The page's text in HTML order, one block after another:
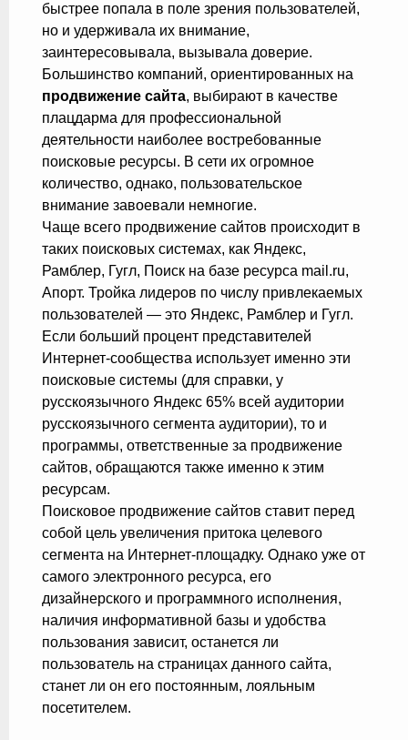
быстрее попала в поле зрения пользователей,
но и удерживала их внимание,
заинтересовывала, вызывала доверие.
Большинство компаний, ориентированных на
продвижение сайта, выбирают в качестве
плацдарма для профессиональной
деятельности наиболее востребованные
поисковые ресурсы. В сети их огромное
количество, однако, пользовательское
внимание завоевали немногие.
Чаще всего продвижение сайтов происходит в
таких поисковых системах, как Яндекс,
Рамблер, Гугл, Поиск на базе ресурса mail.ru,
Апорт. Тройка лидеров по числу привлекаемых
пользователей — это Яндекс, Рамблер и Гугл.
Если больший процент представителей
Интернет-сообщества использует именно эти
поисковые системы (для справки, у
русскоязычного Яндекс 65% всей аудитории
русскоязычного сегмента аудитории), то и
программы, ответственные за продвижение
сайтов, обращаются также именно к этим
ресурсам.
Поисковое продвижение сайтов ставит перед
собой цель увеличения притока целевого
сегмента на Интернет-площадку. Однако уже от
самого электронного ресурса, его
дизайнерского и программного исполнения,
наличия информативной базы и удобства
пользования зависит, останется ли
пользователь на страницах данного сайта,
станет ли он его постоянным, лояльным
посетителем.